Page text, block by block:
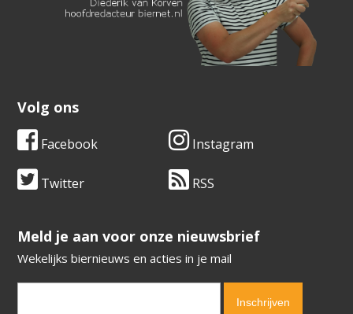
Volg ons
Facebook Instagram
Twitter RSS
​​​​​​​Meld je aan voor onze nieuwsbrief
Wekelijks biernieuws en acties in je mail